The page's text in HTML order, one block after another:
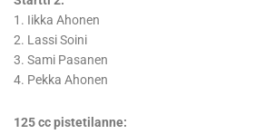
1. Iikka Ahonen
2. Lassi Soini
3. Sami Pasanen
4. Pekka Ahonen
125 cc pistetilanne: